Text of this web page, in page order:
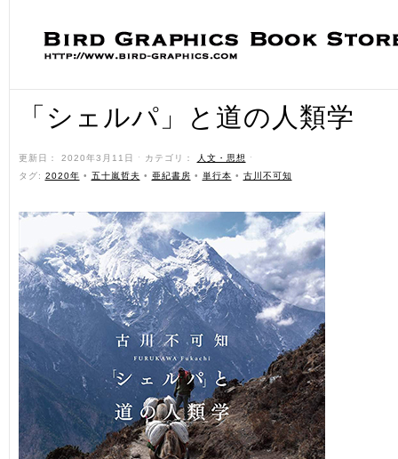
「シェルパ」と道の人類学
更新日： 2020年3月11日 ˑ カテゴリ： 人文・思想
ˑ
タグ: 2020年 • 五十嵐哲夫 • 亜紀書房 • 単行本 • 古川不可知